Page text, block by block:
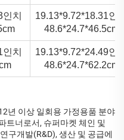
치
19.13*9.72*18.31인
48.6*24.7*46.5cm
치
19.13*9.72*24.49인
48.6*24.7*62.2cm
년 이상 일회용 가정용품 분야
트너로서, 슈퍼마켓 체인 및
구개발(R&D), 생산 및 공급에